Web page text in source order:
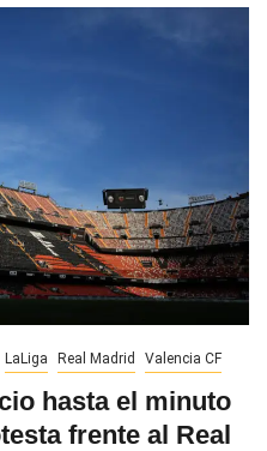
LaLiga Real Madrid Valencia CF
hasta el minuto
frente al Real